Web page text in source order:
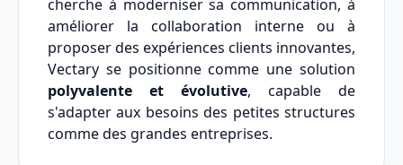
cherche à moderniser sa communication, à
améliorer la collaboration interne ou à
proposer des expériences clients innovantes,
Vectary se positionne comme une solution
polyvalente et évolutive, capable de
s'adapter aux besoins des petites structures
comme des grandes entreprises.